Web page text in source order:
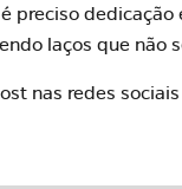
preciso
laços que não
nas redes